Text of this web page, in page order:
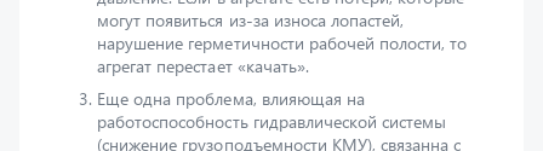
агрегат перестает «качать».
Еще одна проблема, влияющая на
работоспособность гидравлической системы
(снижение грузоподъемности КМУ), связанна с
работой насоса на загустевшем
гидравлическом масле. В работающем